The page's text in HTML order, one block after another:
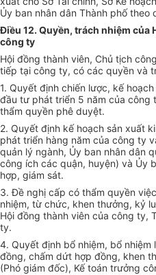
Ủy ban nhân dân Thành phố theo
Điều 12. Quyền, trách nhiệm của
công ty
Hội đồng thành viên, Chủ tịch
tiếp tại công ty, có các quyền và
1. Quyết định chiến lược, kế
đầu tư phát triển 5 năm của
thẩm quyền phê duyệt.
2. Quyết định kế hoạch sản xuất
phát triển hàng năm của công ty
quản lý ngành, Ủy ban nhân dân
công ích các quận, huyện) và Ủy
hợp, giám sát.
3. Đề nghị cấp có thẩm quyền
nhiệm, từ chức, khen thưởng, kỷ
Hội đồng thành viên của công ty,
ty.
4. Quyết định bổ nhiệm, bổ
đồng, chấm dứt hợp đồng, khen
(Phó giám đốc), Kế toán trưởng